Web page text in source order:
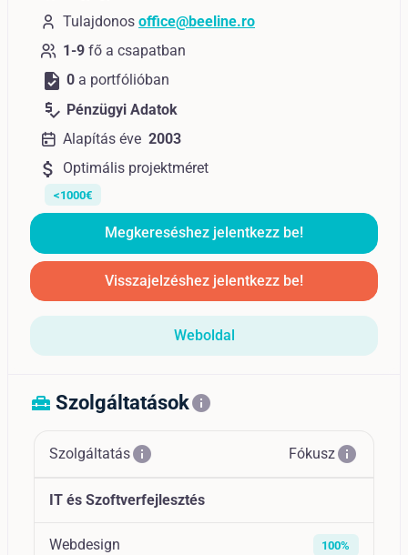
Tulajdonos office@beeline.ro
1-9 fő a csapatban
task 0 a portfólióban
price_check Pénzügyi Adatok
Alapítás éve 2003
attach_money Optimális projektméret
<1000€
Megkereséshez jelentkezz be!
Visszajelzéshez jelentkezz be!
Weboldal
home_repair_service Szolgáltatásokinfo
Szolgáltatásinfo Fókuszinfo
IT és Szoftverfejlesztés
Webdesign 100%